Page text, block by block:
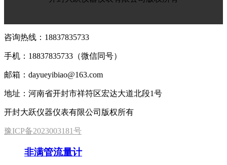
咨询热线： 18837835733
手机： 18837835733（微信同号）
邮箱：dayueyibiao@163.com
地址：河南省开封市祥符区宏达大道北段1号
开封大跃仪器仪表有限公司版权所有
豫ICP备2023003181号
非满管流量计